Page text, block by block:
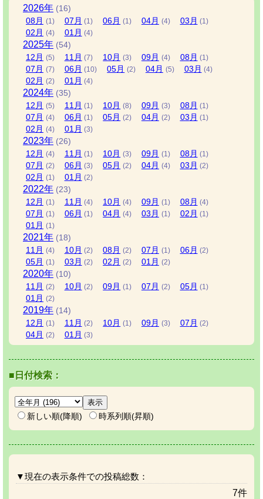
2026年 (16)
08月 (1) 07月 (1) 06月 (1) 04月 (4) 03月 (1)
02月 (4) 01月 (4)
2025年 (54)
12月 (5) 11月 (7) 10月 (3) 09月 (4) 08月 (1)
07月 (7) 06月 (10) 05月 (2) 04月 (5) 03月 (4)
02月 (2) 01月 (4)
2024年 (35)
12月 (5) 11月 (1) 10月 (8) 09月 (3) 08月 (1)
07月 (4) 06月 (1) 05月 (2) 04月 (2) 03月 (1)
02月 (4) 01月 (3)
2023年 (26)
12月 (4) 11月 (1) 10月 (3) 09月 (1) 08月 (1)
07月 (2) 06月 (3) 05月 (2) 04月 (4) 03月 (2)
02月 (1) 01月 (2)
2022年 (23)
12月 (1) 11月 (4) 10月 (4) 09月 (1) 08月 (4)
07月 (1) 06月 (1) 04月 (4) 03月 (1) 02月 (1)
01月 (1)
2021年 (18)
11月 (4) 10月 (2) 08月 (2) 07月 (1) 06月 (2)
05月 (1) 03月 (2) 02月 (2) 01月 (2)
2020年 (10)
11月 (2) 10月 (2) 09月 (1) 07月 (2) 05月 (1)
01月 (2)
2019年 (14)
12月 (1) 11月 (2) 10月 (1) 09月 (3) 07月 (2)
04月 (2) 01月 (3)
■日付検索：
新しい順(降順) 時系列順(昇順)
▼現在の表示条件での投稿総数：
7件